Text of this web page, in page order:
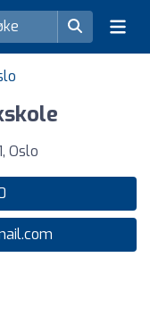
Oslo